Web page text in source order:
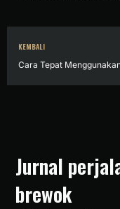
KEMBALI
Jurnal
brewok